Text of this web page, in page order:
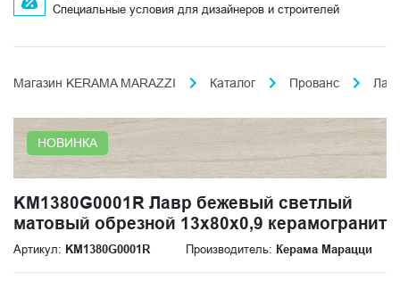
Специальные условия для дизайнеров и строителей
Магазин KERAMA MARAZZI Каталог Прованс
НОВИНКА
KM1380G0001R Лавр бежевый светлый
матовый обрезной 13x80x0,9 керамогранит
Артикул: KM1380G0001R Производитель: Керама Марацци